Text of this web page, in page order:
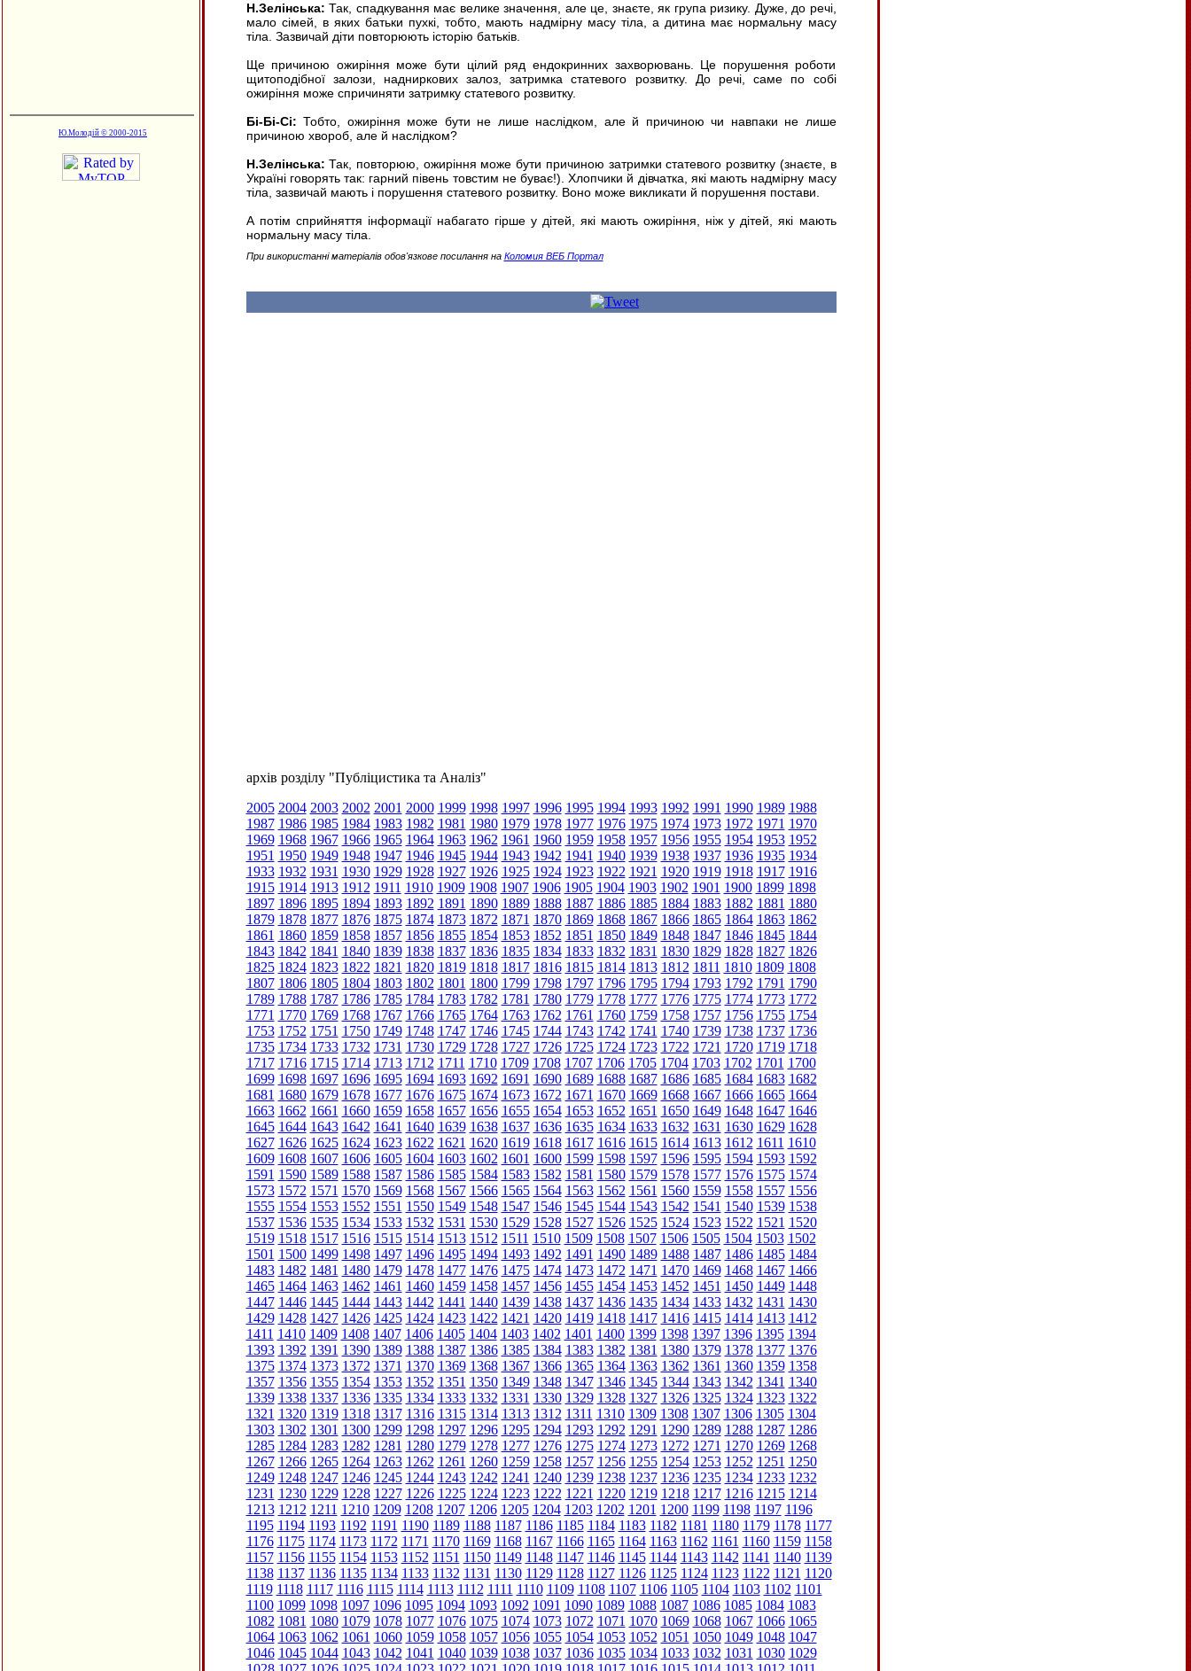
Ю.Молодій © 2000-2015
Н.Зелінська: Так, спадкування має велике значення, але це, знаєте, як група ризику. Дуже, до речі,
мало сімей, в яких батьки пухкі, тобто, мають надмірну масу тіла, а дитина має нормальну масу
тіла. Зазвичай діти повторюють історію батьків.
Ще причиною ожиріння може бути цілий ряд ендокринних захворювань. Це порушення роботи
щитоподібної залози, надниркових залоз, затримка статевого розвитку. До речі, саме по собі
ожиріння може спричиняти затримку статевого розвитку.
Бі-Бі-Сі: Тобто, ожиріння може бути не лише наслідком, але й причиною чи навпаки не лише
причиною хвороб, але й наслідком?
Н.Зелінська: Так, повторюю, ожиріння може бути причиною затримки статевого розвитку (знаєте, в
Україні говорять так: гарний півень товстим не буває!). Хлопчики й дівчатка, які мають надмірну масу
тіла, зазвичай мають і порушення статевого розвитку. Воно може викликати й порушення постави.
А потім сприйняття інформації набагато гірше у дітей, які мають ожиріння, ніж у дітей, які мають
нормальну масу тіла.
При використанні матеріалів обов'язкове посилання на Коломия ВЕБ Портал
архів розділу "Публіцистика та Аналіз"
2005 2004 2003 2002 2001 2000 1999 1998 1997 1996 1995 1994 1993 1992 1991 1990 1989 1988
1987 1986 1985 1984 1983 1982 1981 1980 1979 1978 1977 1976 1975 1974 1973 1972 1971 1970
1969 1968 1967 1966 1965 1964 1963 1962 1961 1960 1959 1958 1957 1956 1955 1954 1953 1952
1951 1950 1949 1948 1947 1946 1945 1944 1943 1942 1941 1940 1939 1938 1937 1936 1935 1934
1933 1932 1931 1930 1929 1928 1927 1926 1925 1924 1923 1922 1921 1920 1919 1918 1917 1916
1915 1914 1913 1912 1911 1910 1909 1908 1907 1906 1905 1904 1903 1902 1901 1900 1899 1898
1897 1896 1895 1894 1893 1892 1891 1890 1889 1888 1887 1886 1885 1884 1883 1882 1881 1880
1879 1878 1877 1876 1875 1874 1873 1872 1871 1870 1869 1868 1867 1866 1865 1864 1863 1862
1861 1860 1859 1858 1857 1856 1855 1854 1853 1852 1851 1850 1849 1848 1847 1846 1845 1844
1843 1842 1841 1840 1839 1838 1837 1836 1835 1834 1833 1832 1831 1830 1829 1828 1827 1826
1825 1824 1823 1822 1821 1820 1819 1818 1817 1816 1815 1814 1813 1812 1811 1810 1809 1808
1807 1806 1805 1804 1803 1802 1801 1800 1799 1798 1797 1796 1795 1794 1793 1792 1791 1790
1789 1788 1787 1786 1785 1784 1783 1782 1781 1780 1779 1778 1777 1776 1775 1774 1773 1772
1771 1770 1769 1768 1767 1766 1765 1764 1763 1762 1761 1760 1759 1758 1757 1756 1755 1754
1753 1752 1751 1750 1749 1748 1747 1746 1745 1744 1743 1742 1741 1740 1739 1738 1737 1736
1735 1734 1733 1732 1731 1730 1729 1728 1727 1726 1725 1724 1723 1722 1721 1720 1719 1718
1717 1716 1715 1714 1713 1712 1711 1710 1709 1708 1707 1706 1705 1704 1703 1702 1701 1700
1699 1698 1697 1696 1695 1694 1693 1692 1691 1690 1689 1688 1687 1686 1685 1684 1683 1682
1681 1680 1679 1678 1677 1676 1675 1674 1673 1672 1671 1670 1669 1668 1667 1666 1665 1664
1663 1662 1661 1660 1659 1658 1657 1656 1655 1654 1653 1652 1651 1650 1649 1648 1647 1646
1645 1644 1643 1642 1641 1640 1639 1638 1637 1636 1635 1634 1633 1632 1631 1630 1629 1628
1627 1626 1625 1624 1623 1622 1621 1620 1619 1618 1617 1616 1615 1614 1613 1612 1611 1610
1609 1608 1607 1606 1605 1604 1603 1602 1601 1600 1599 1598 1597 1596 1595 1594 1593 1592
1591 1590 1589 1588 1587 1586 1585 1584 1583 1582 1581 1580 1579 1578 1577 1576 1575 1574
1573 1572 1571 1570 1569 1568 1567 1566 1565 1564 1563 1562 1561 1560 1559 1558 1557 1556
1555 1554 1553 1552 1551 1550 1549 1548 1547 1546 1545 1544 1543 1542 1541 1540 1539 1538
1537 1536 1535 1534 1533 1532 1531 1530 1529 1528 1527 1526 1525 1524 1523 1522 1521 1520
1519 1518 1517 1516 1515 1514 1513 1512 1511 1510 1509 1508 1507 1506 1505 1504 1503 1502
1501 1500 1499 1498 1497 1496 1495 1494 1493 1492 1491 1490 1489 1488 1487 1486 1485 1484
1483 1482 1481 1480 1479 1478 1477 1476 1475 1474 1473 1472 1471 1470 1469 1468 1467 1466
1465 1464 1463 1462 1461 1460 1459 1458 1457 1456 1455 1454 1453 1452 1451 1450 1449 1448
1447 1446 1445 1444 1443 1442 1441 1440 1439 1438 1437 1436 1435 1434 1433 1432 1431 1430
1429 1428 1427 1426 1425 1424 1423 1422 1421 1420 1419 1418 1417 1416 1415 1414 1413 1412
1411 1410 1409 1408 1407 1406 1405 1404 1403 1402 1401 1400 1399 1398 1397 1396 1395 1394
1393 1392 1391 1390 1389 1388 1387 1386 1385 1384 1383 1382 1381 1380 1379 1378 1377 1376
1375 1374 1373 1372 1371 1370 1369 1368 1367 1366 1365 1364 1363 1362 1361 1360 1359 1358
1357 1356 1355 1354 1353 1352 1351 1350 1349 1348 1347 1346 1345 1344 1343 1342 1341 1340
1339 1338 1337 1336 1335 1334 1333 1332 1331 1330 1329 1328 1327 1326 1325 1324 1323 1322
1321 1320 1319 1318 1317 1316 1315 1314 1313 1312 1311 1310 1309 1308 1307 1306 1305 1304
1303 1302 1301 1300 1299 1298 1297 1296 1295 1294 1293 1292 1291 1290 1289 1288 1287 1286
1285 1284 1283 1282 1281 1280 1279 1278 1277 1276 1275 1274 1273 1272 1271 1270 1269 1268
1267 1266 1265 1264 1263 1262 1261 1260 1259 1258 1257 1256 1255 1254 1253 1252 1251 1250
1249 1248 1247 1246 1245 1244 1243 1242 1241 1240 1239 1238 1237 1236 1235 1234 1233 1232
1231 1230 1229 1228 1227 1226 1225 1224 1223 1222 1221 1220 1219 1218 1217 1216 1215 1214
1213 1212 1211 1210 1209 1208 1207 1206 1205 1204 1203 1202 1201 1200 1199 1198 1197 1196
1195 1194 1193 1192 1191 1190 1189 1188 1187 1186 1185 1184 1183 1182 1181 1180 1179 1178 1177
1176 1175 1174 1173 1172 1171 1170 1169 1168 1167 1166 1165 1164 1163 1162 1161 1160 1159 1158
1157 1156 1155 1154 1153 1152 1151 1150 1149 1148 1147 1146 1145 1144 1143 1142 1141 1140 1139
1138 1137 1136 1135 1134 1133 1132 1131 1130 1129 1128 1127 1126 1125 1124 1123 1122 1121 1120
1119 1118 1117 1116 1115 1114 1113 1112 1111 1110 1109 1108 1107 1106 1105 1104 1103 1102 1101
1100 1099 1098 1097 1096 1095 1094 1093 1092 1091 1090 1089 1088 1087 1086 1085 1084 1083
1082 1081 1080 1079 1078 1077 1076 1075 1074 1073 1072 1071 1070 1069 1068 1067 1066 1065
1064 1063 1062 1061 1060 1059 1058 1057 1056 1055 1054 1053 1052 1051 1050 1049 1048 1047
1046 1045 1044 1043 1042 1041 1040 1039 1038 1037 1036 1035 1034 1033 1032 1031 1030 1029